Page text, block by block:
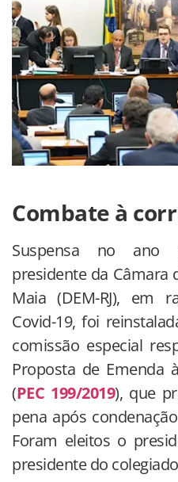
Combate à
Suspensa no ano
presidente da Câmara
Maia (DEM-RJ), em
Covid-19, foi
comissão especial
Proposta de Emenda
(PEC 199/2019), que
pena após
Foram eleitos o
presidente do